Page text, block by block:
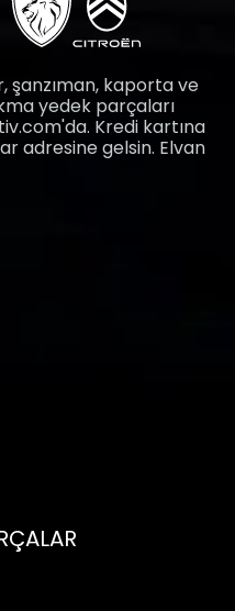
şanzıman, kaporta ve
yedek parçaları
Kredi kartına
adresine gelsin. Elvan